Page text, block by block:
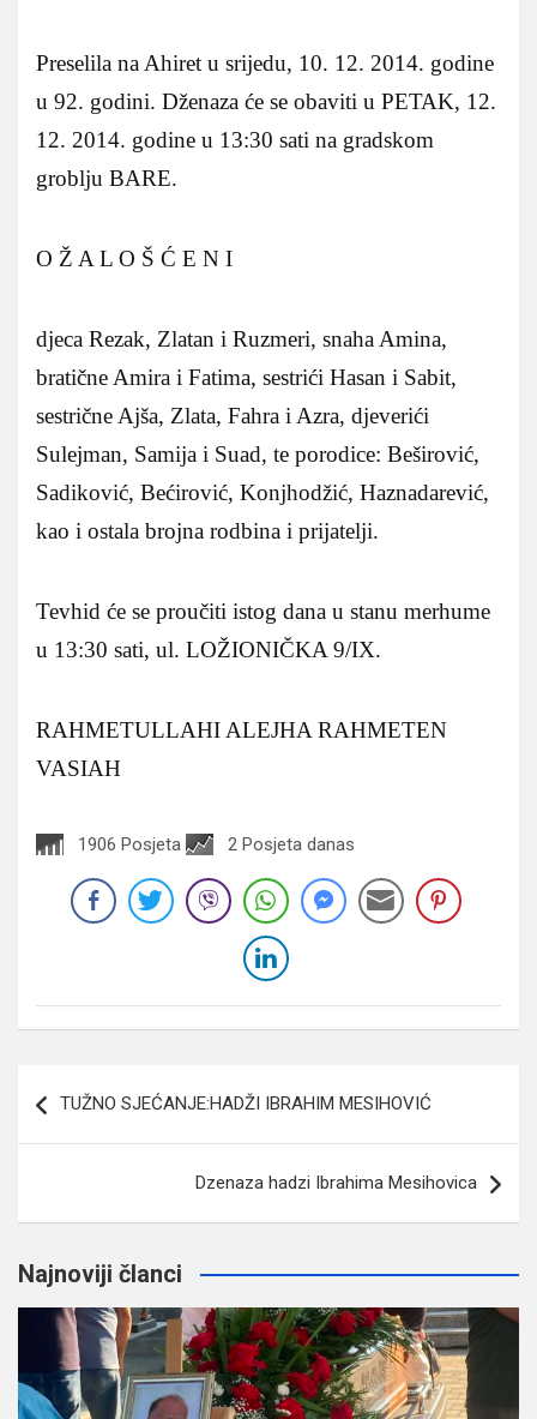
Preselila na Ahiret u srijedu, 10. 12. 2014. godine
u 92. godini. Dženaza će se obaviti u PETAK, 12.
12. 2014. godine u 13:30 sati na gradskom
groblju BARE.
O Ž A L O Š Ć E N I
djeca Rezak, Zlatan i Ruzmeri, snaha Amina,
bratične Amira i Fatima, sestrići Hasan i Sabit,
sestrične Ajša, Zlata, Fahra i Azra, djeverići
Sulejman, Samija i Suad, te porodice: Beširović,
Sadiković, Bećirović, Konjhodžić, Haznadarević,
kao i ostala brojna rodbina i prijatelji.
Tevhid će se proučiti istog dana u stanu merhume
u 13:30 sati, ul. LOŽIONIČKA 9/IX.
RAHMETULLAHI ALEJHA RAHMETEN
VASIAH
1906 Posjeta 2 Posjeta danas
članaka
TUŽNO SJEĆANJE:HADŽI IBRAHIM MESIHOVIĆ
Dzenaza hadzi Ibrahima Mesihovica
Najnoviji članci